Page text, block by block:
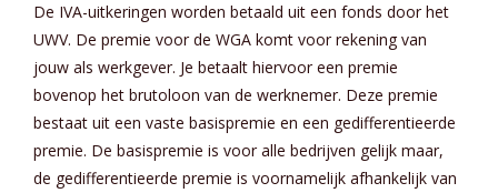
De IVA-uitkeringen worden betaald uit een fonds door het
UWV. De premie voor de WGA komt voor rekening van
jouw als werkgever. Je betaalt hiervoor een premie
bovenop het brutoloon van de werknemer. Deze premie
bestaat uit een vaste basispremie en een gedifferentieerde
premie. De basispremie is voor alle bedrijven gelijk maar,
de gedifferentieerde premie is voornamelijk afhankelijk van